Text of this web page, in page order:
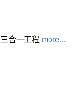
合一工程 more...